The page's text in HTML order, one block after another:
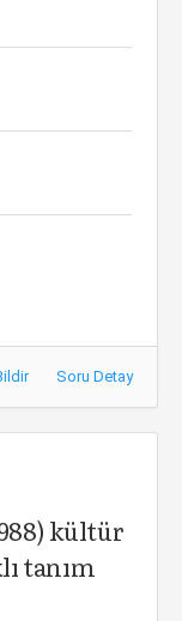
Soru Detay
kültür
tanım